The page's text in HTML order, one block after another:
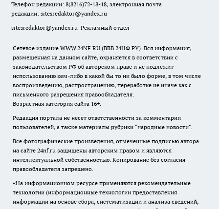
Телефон редакции: 8(8216)72-18-18, электронная почта
редакции: sitesredaktor@yandex.ru
sitesredaktor@yandex.ru Рекламный отдел
Сетевое издание WWW.24NF.RU (ВВВ.24НФ.РУ). Вся информация,
размещенная на данном сайте, охраняется в соответствии с
законодательством РФ об авторском праве и не подлежит
использованию кем-либо в какой бы то ни было форме, в том числе
воспроизведению, распространению, переработке не иначе как с
письменного разрешения правообладателя.
Возрастная категория сайта 16+.
Редакция портала не несет ответственности за комментарии
пользователей, а также материалы рубрики "народные новости".
Все фотографические произведения, отмеченные подписью автора
на сайте 24nf.ru защищены авторским правом и являются
интеллектуальной собственностью. Копирование без согласия
правообладателя запрещено.
«На информационном ресурсе применяются рекомендательные
технологии (информационные технологии предоставления
информации на основе сбора, систематизации и анализа сведений,